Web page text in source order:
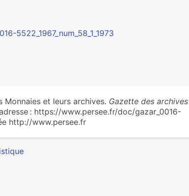
5522_1967_num_58_1_1973
Monnaies et leurs archives. Gazette des archives
: https://www.persee.fr/doc/gazar_0016-
http://www.persee.fr